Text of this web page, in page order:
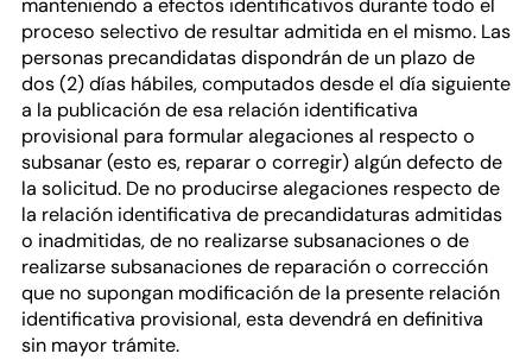
manteniendo a efectos identificativos durante todo el
proceso selectivo de resultar admitida en el mismo. Las
personas precandidatas dispondrán de un plazo de
dos (2) días hábiles, computados desde el día siguiente
a la publicación de esa relación identificativa
provisional para formular alegaciones al respecto o
subsanar (esto es, reparar o corregir) algún defecto de
la solicitud. De no producirse alegaciones respecto de
la relación identificativa de precandidaturas admitidas
o inadmitidas, de no realizarse subsanaciones o de
realizarse subsanaciones de reparación o corrección
que no supongan modificación de la presente relación
identificativa provisional, esta devendrá en definitiva
sin mayor trámite.